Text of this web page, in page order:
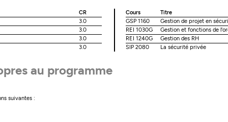
CR
3.0
3.0
3.0
3.0
Cours
Titre
GSP 1160
Gestion de projet en
REI 1030G
Gestion et fonctions de
REI 1240G
Gestion des RH
SIP 2080
La sécurité privée
au programme
suivantes :